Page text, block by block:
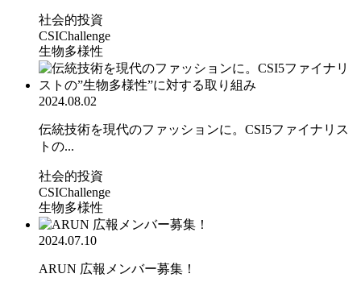
社会的投資
CSIChallenge
生物多様性
2024.08.02
伝統技術を現代のファッションに。CSI5ファイナリス
トの...
社会的投資
CSIChallenge
生物多様性
2024.07.10
ARUN 広報メンバー募集！